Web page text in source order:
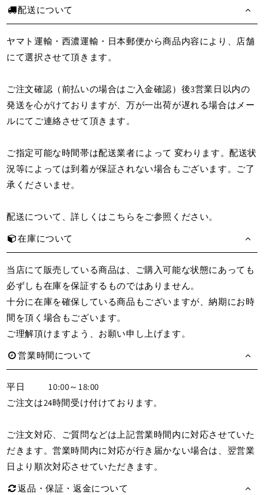
配送について
ヤマト運輸・西濃運輸・日本郵便から商品内容により、店舗
にて選択させて頂きます。
ご注文確認（前払いの場合はご入金確認）後3営業日以内の
発送を心がけておりますが、万が一出荷が遅れる場合はメー
ルにてご連絡させて頂きます。
ご指定可能な時間帯は配送業者によって 変わります。配送状
況等によっては到着が保証されない場合もございます。ご了
承くださいませ。
配送について、詳しくは こちら をご参照ください。
在庫について
当店にて販売している商品は、ご購入可能な状態にあっても
必ずしも在庫を保証するものではありません。
十分に在庫を確保している商品もございますが、納期にお時
間を頂く場合もございます。
ご理解頂けますよう、お願い申し上げます。
営業時間について
平日
10:00～18:00
ご注文は24時間受け付けております。
ご注文対応、ご質問などは上記営業時間内に対応させていた
だきます。営業時間内に対応が行き届かない場合は、翌営業
日より順次対応させていただきます。
返品・保証・返金について